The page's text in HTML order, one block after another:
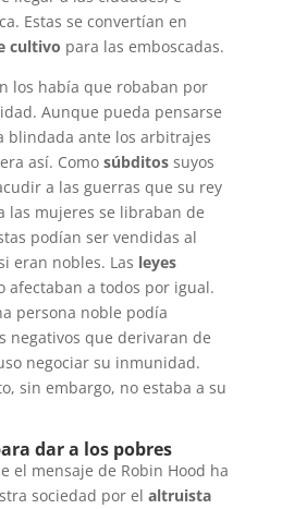
Estas se convertían en
cultivo para las emboscadas.
los había que robaban por
Aunque pueda pensarse
blindada ante los arbitrajes
así. Como súbditossuyos
a las guerras que su rey
las mujeres se libraban de
podían ser vendidas al
eran nobles. Las leyes
afectaban a todos por igual.
persona noble podía
negativos que derivaran de
negociar su inmunidad.
sin embargo, no estaba a su
dar a los pobres
el mensaje de Robin Hood ha
sociedad por el altruista